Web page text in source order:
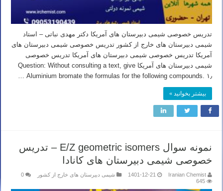
تدریس خصوصی شیمی دبیرستان های آمریکا دکتر مهدی نباتی – استاد
شیمی دبیرستان های خارج از کشور تدریس خصوصی شیمی دبیرستان های
آمریکا تدریس خصوصی شیمی دبیرستان های آمریکا تدریس خصوصی
شیمی دبیرستان های آمریکا Question: Without consulting a text, give
the formulas for the following compounds. ۱٫ Aluminium bromate …
بیشتر بخوانید »
نمونه سوال E/Z geometric isomers – تدریس
خصوصی شیمی دبیرستان های کانادا
Iranian Chemist
1401-12-21 شیمی دبیرستان های خارج از کشور
0
645